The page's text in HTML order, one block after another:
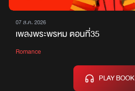
07 ส.ค. 2026
เพลงพระพรหม ตอนที่35
Romance
PLAY BOOK